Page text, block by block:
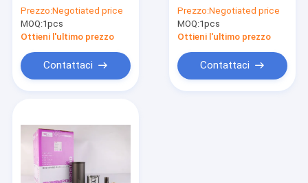
Corredo della fodera del cilindro
Guarnizione della testata
Cuscinetti del reattore diesel
Sostituzione del disco di frizione
SAA4D95LE-3 del
cilindro della manica
Prezzo:Negotiated price
MOQ:1pcs
Ottieni l'ultimo prezzo
Contattaci
della fodera del
cilindro dei cyls
Prezzo:Negotiated price
MOQ:1pcs
Ottieni l'ultimo prezzo
Contattaci